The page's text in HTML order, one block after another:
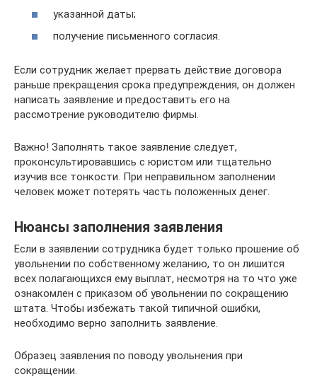
указанной даты;
получение письменного согласия.
Если сотрудник желает прервать действие договора
раньше прекращения срока предупреждения, он должен
написать заявление и предоставить его на
рассмотрение руководителю фирмы.
Важно! Заполнять такое заявление следует,
проконсультировавшись с юристом или тщательно
изучив все тонкости. При неправильном заполнении
человек может потерять часть положенных денег.
Нюансы заполнения заявления
Если в заявлении сотрудника будет только прошение об
увольнении по собственному желанию, то он лишится
всех полагающихся ему выплат, несмотря на то что уже
ознакомлен с приказом об увольнении по сокращению
штата. Чтобы избежать такой типичной ошибки,
необходимо верно заполнить заявление.
Образец заявления по поводу увольнения при
сокращении.